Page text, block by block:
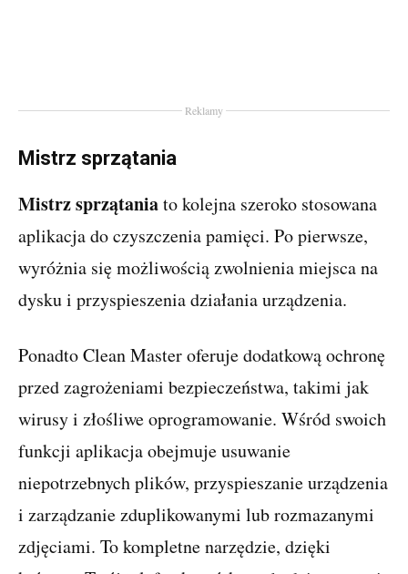
Reklamy
Mistrz sprzątania
Mistrz sprzątaniato kolejna szeroko stosowana
aplikacja do czyszczenia pamięci. Po pierwsze,
wyróżnia się możliwością zwolnienia miejsca na
dysku i przyspieszenia działania urządzenia.
Ponadto Clean Master oferuje dodatkową ochronę
przed zagrożeniami bezpieczeństwa, takimi jak
wirusy i złośliwe oprogramowanie. Wśród swoich
funkcji aplikacja obejmuje usuwanie
niepotrzebnych plików, przyspieszanie urządzenia
i zarządzanie zduplikowanymi lub rozmazanymi
zdjęciami. To kompletne narzędzie, dzięki